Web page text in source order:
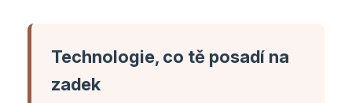
Technologie, co tě posadí na
zadek